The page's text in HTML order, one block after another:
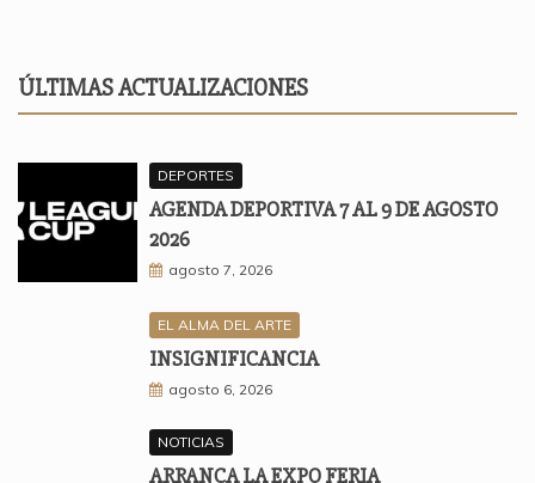
ÚLTIMAS ACTUALIZACIONES
DEPORTES
AGENDA DEPORTIVA 7 AL 9 DE AGOSTO
2026
agosto 7, 2026
EL ALMA DEL ARTE
INSIGNIFICANCIA
agosto 6, 2026
NOTICIAS
ARRANCA LA EXPO FERIA